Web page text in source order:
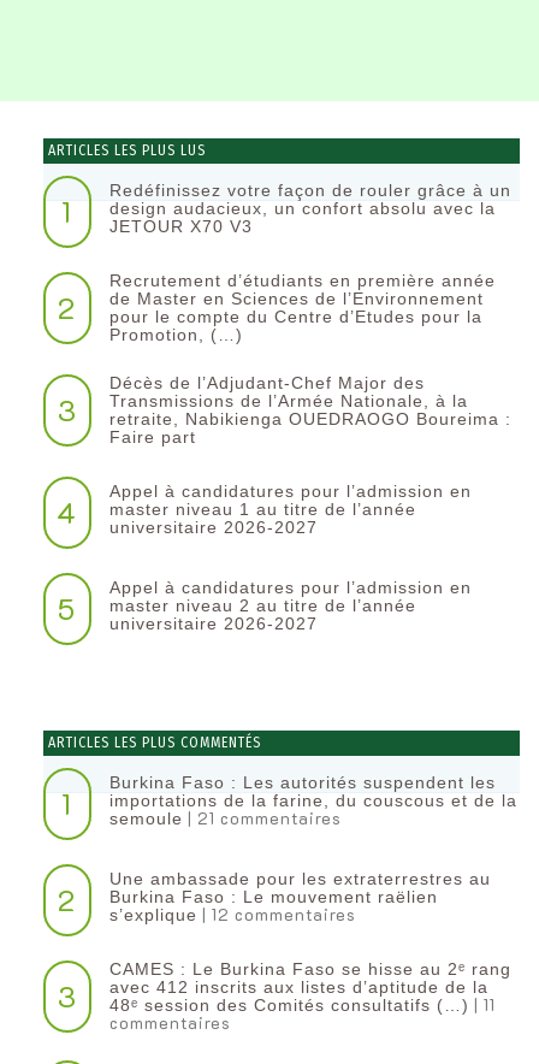
ARTICLES LES PLUS LUS
1
Redéfinissez votre façon de rouler grâce à un
design audacieux, un confort absolu avec la
JETOUR X70 V3
2
Recrutement d’étudiants en première année
de Master en Sciences de l’Environnement
pour le compte du Centre d’Etudes pour la
Promotion, (…)
3
Décès de l’Adjudant-Chef Major des
Transmissions de l’Armée Nationale, à la
retraite, Nabikienga OUEDRAOGO Boureima :
Faire part
4
Appel à candidatures pour l’admission en
master niveau 1 au titre de l’année
universitaire 2026-2027
5
Appel à candidatures pour l’admission en
master niveau 2 au titre de l’année
universitaire 2026-2027
ARTICLES LES PLUS COMMENTÉS
1
Burkina Faso : Les autorités suspendent les
importations de la farine, du couscous et de la
semoule | 21 commentaires
2
Une ambassade pour les extraterrestres au
Burkina Faso : Le mouvement raëlien
s’explique | 12 commentaires
3
CAMES : Le Burkina Faso se hisse au 2ᵉ rang
avec 412 inscrits aux listes d’aptitude de la
48ᵉ session des Comités consultatifs (…) | 11
commentaires